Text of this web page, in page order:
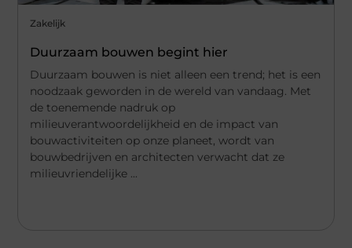
Zakelijk
Duurzaam bouwen begint hier
Duurzaam bouwen is niet alleen een trend; het is een
noodzaak geworden in de wereld van vandaag. Met
de toenemende nadruk op
milieuverantwoordelijkheid en de impact van
bouwactiviteiten op onze planeet, wordt van
bouwbedrijven en architecten verwacht dat ze
milieuvriendelijke ...